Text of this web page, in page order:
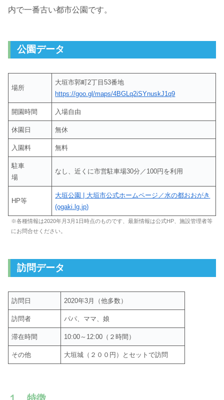
内で一番古い都市公園です。
公園データ
場所
大垣市郭町2丁目53番地
https://goo.gl/maps/4BGLq2iSYnuskJ1q9
開園時間 入場自由
休園日 無休
入園料 無料
駐車
場
なし、近くに市営駐車場30分／100円を利用
HP等
大垣公園 | 大垣市公式ホームページ／水の都おおがき
(ogaki.lg.jp)
※各種情報は2020年月3月1日時点のものです、最新情報は公式HP、施設管理者等
にお問合せください。
訪問データ
訪問日 2020年3月（他多数）
訪問者 パパ、ママ、娘
滞在時間 10:00～12:00（２時間）
その他 大垣城（２００円）とセットで訪問